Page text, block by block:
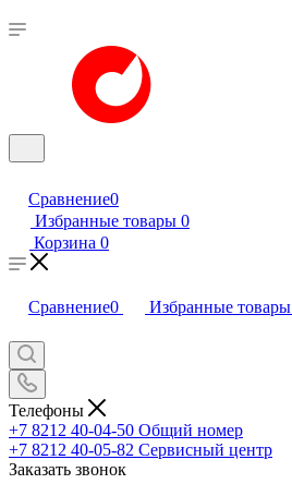
Сравнение0
Избранные товары 0
Корзина 0
Сравнение0 Избранные товары
Телефоны
+7 8212 40-04-50 Общий номер
+7 8212 40-05-82 Сервисный центр
Заказать звонок